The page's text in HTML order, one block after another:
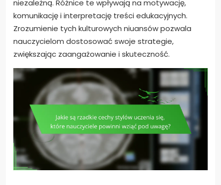
niezależną. Różnice te wpływają na motywację,
komunikację i interpretację treści edukacyjnych.
Zrozumienie tych kulturowych niuansów pozwala
nauczycielom dostosować swoje strategie,
zwiększając zaangażowanie i skuteczność.